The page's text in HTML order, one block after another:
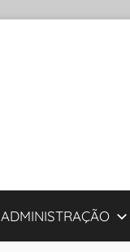
ADMINISTRAÇÃO